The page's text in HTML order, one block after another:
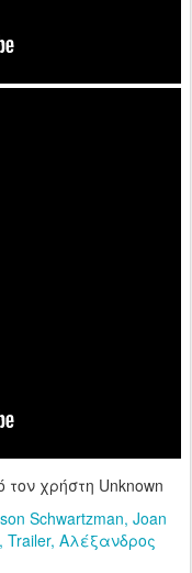
τον χρήστη Unknown
Schwartzman Joan
Trailer Αλέξανδρος